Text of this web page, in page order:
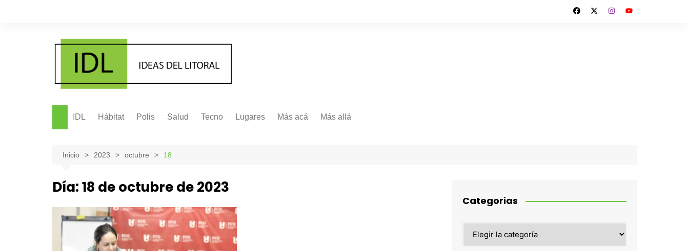
IDL Hábitat Polis Salud Tecno Lugares Más acá Más allá
Inicio 2023 octubre 18
Día:18 de octubre de 2023
Categorias